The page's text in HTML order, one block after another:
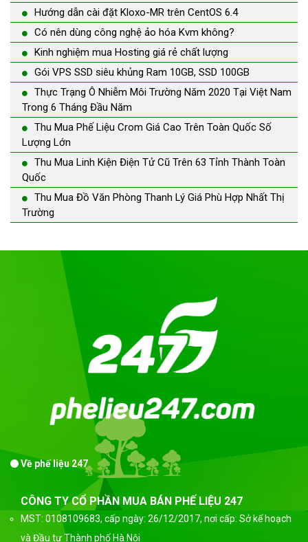
Hướng dẫn cài đặt Kloxo-MR trên CentOS 6.4
Có nên dùng công nghệ ảo hóa Kvm không?
Kinh nghiệm mua Hosting giá rẻ chất lượng
Gói VPS SSD siêu khủng Ram 10GB, SSD 100GB
Thực Trạng Ô Nhiễm Môi Trường Năm 2020 Tại Việt Nam
Trong 6 Tháng Đầu Năm
Thu Mua Phế Liệu Crom Giá Cao Trên Toàn Quốc Số
Lượng Lớn
Thu Mua Linh Kiện Điện Tử Cũ Trên 63 Tỉnh Thành Toàn
Quốc
Thu Mua Đồ Văn Phòng Thanh Lý Giá Phù Hợp Nhất Thị
Trường
Về phế liệu 247
CÔNG TY CỔ PHẦN MUA BÁN PHẾ LIỆU 247
MST: 0108109683, cấp ngày: 26/12/2017, nơi cấp: Sở kế hoạch
và Đầu tư Thành phố Hà Nội